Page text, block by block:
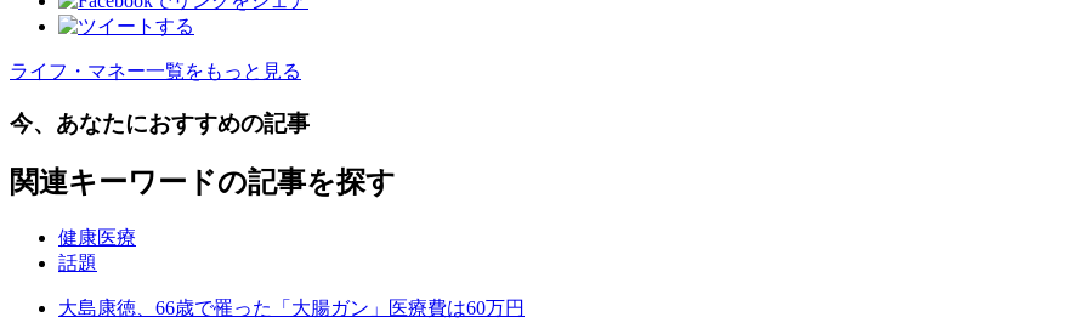
ライフ・マネー一覧をもっと見る
今、あなたにおすすめの記事
関連キーワードの記事を探す
健康医療
話題
大島康徳、66歳で罹った「大腸ガン」医療費は60万円